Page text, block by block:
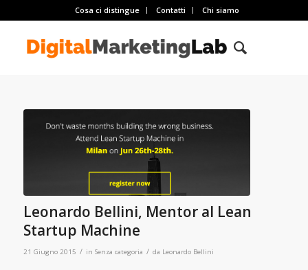
Cosa ci distingue Contatti Chi siamo
Leonardo Bellini, Mentor al Lean
Startup Machine
21 Giugno 2015 / in Senza categoria / da Leonardo Bellini